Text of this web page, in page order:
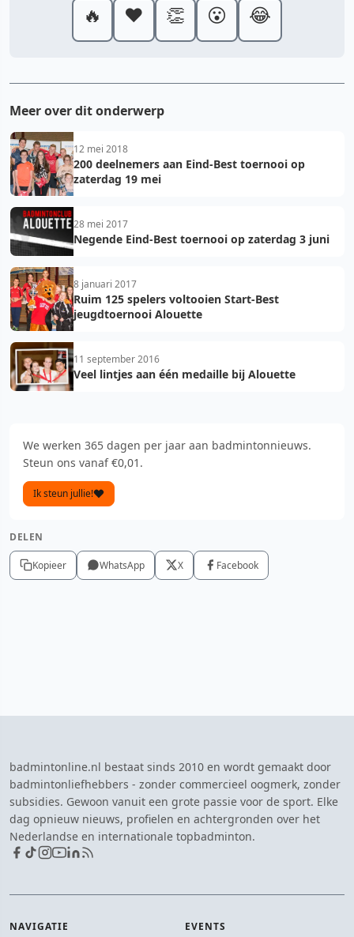
🔥 ❤️ 👏 😮 😂
Meer over dit onderwerp
12 mei 2018
200 deelnemers aan Eind-Best toernooi op
zaterdag 19 mei
28 mei 2017
Negende Eind-Best toernooi op zaterdag 3 juni
8 januari 2017
Ruim 125 spelers voltooien Start-Best
jeugdtoernooi Alouette
11 september 2016
Veel lintjes aan één medaille bij Alouette
We werken 365 dagen per jaar aan badmintonnieuws.
Steun ons vanaf €0,01.
Ik steun jullie!
DELEN
Kopieer WhatsApp X Facebook
badmintonline.nl bestaat sinds 2010 en wordt gemaakt door
badmintonliefhebbers - zonder commercieel oogmerk, zonder
subsidies. Gewoon vanuit een grote passie voor de sport. Elke
dag opnieuw nieuws, profielen en achtergronden over het
Nederlandse en internationale topbadminton.
NAVIGATIE EVENTS